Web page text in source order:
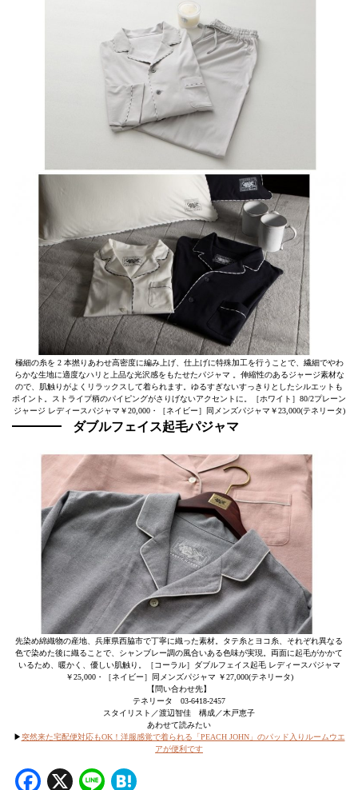
極細の糸を 2 本撚りあわせ高密度に編み上げ、仕上げに特殊加工を行うことで、繊細でやわ
らかな生地に適度なハリと上品な光沢感をもたせたパジャマ 。伸縮性のあるジャージ素材な
ので、肌触りがよくリラックスして着られます。ゆるすぎないすっきりとしたシルエットも
ポイント。ストライプ柄のパイピングがさりげないアクセントに。［ホワイト］80/2プレーン
ジャージ レディースパジャマ￥20,000・［ネイビー］同メンズパジャマ￥23,000(テネリータ)
ダブルフェイス起毛パジャマ
先染め綿織物の産地、兵庫県西脇市で丁寧に織った素材。タテ糸とヨコ糸、それぞれ異なる
色で染めた後に織ることで、シャンブレー調の風合いある色味が実現。両面に起毛がかかて
いるため、暖かく、優しい肌触り。［コーラル］ダブルフェイス起毛 レディースパジャマ
￥25,000・［ネイビー］同メンズパジャマ ￥27,000(テネリータ)
【問い合わせ先】
テネリータ 03-6418-2457
スタイリスト／渡辺智佳 構成／木戸恵子
あわせて読みたい
▶突然来た宅配便対応もOK！洋服感覚で着られる「PEACH JOHN」のパッド入りルームウエ
アが便利です
Facebook
X Line